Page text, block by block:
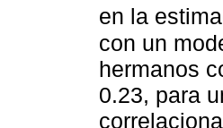
en la
con un
hermanos
0.23, para